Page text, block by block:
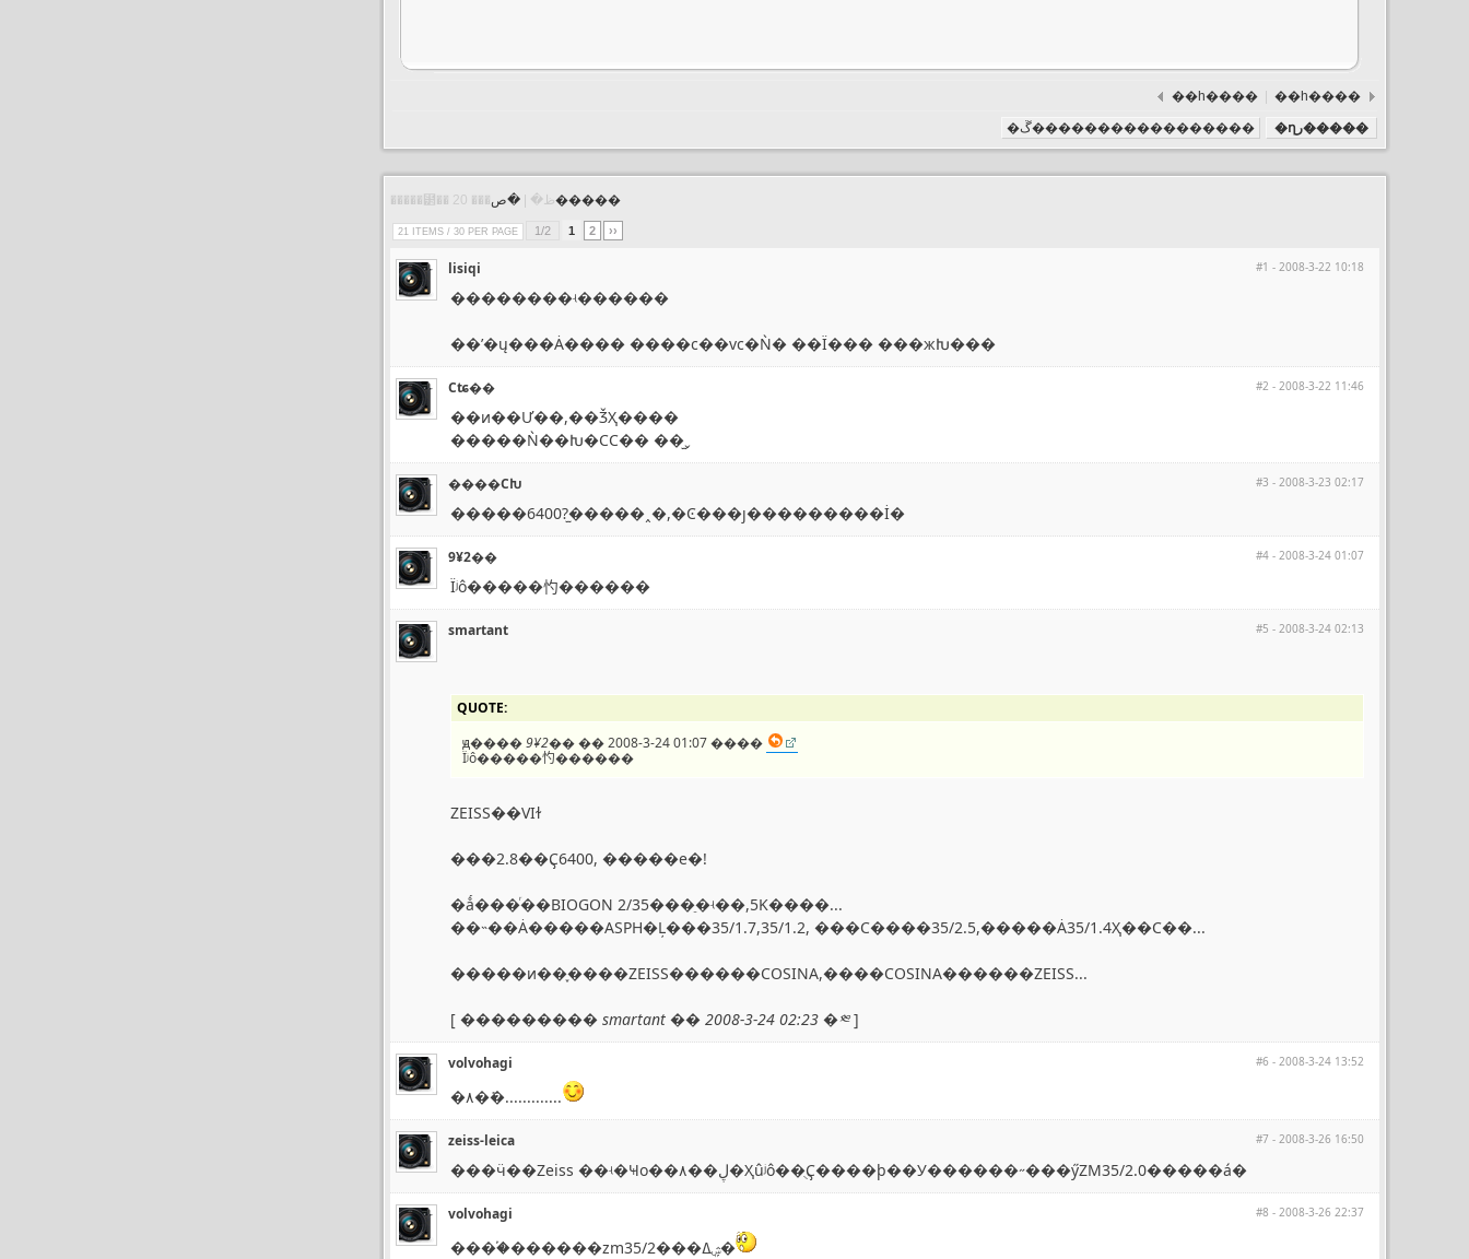
��һ���� ��һ����
�ڱ����������������� �ղر�����
�����⹲�� 20 ���ظ� |�ص�����
21 ITEMS / 30 PER PAGE 1/2 1 2 ››
#1 - 2008-3-22 10:18
lisiqi
��������ʵ������
��ʹ�ų���Ȧ���� ����ϲ��vc�Ǹ� ��Ϊ��� ���жԽ���
#2 - 2008-3-22 11:46
Сʨ��
��ͷ��Ư��,��ǮҲ����
�����Ǹ��Խ�СС�� ��̫ˬ
#3 - 2008-3-23 02:17
����СԽ
�����6400?̫�����˰�,�Ͼ���ȷ���������İ�
#4 - 2008-3-24 01:07
9¥2��
Ϊʲô�����㣿������
#5 - 2008-3-24 02:13
smartant
QUOTE:
ԭ����9¥2���� 2008-3-24 01:07 ����
Ϊʲô�����㣿������
ZEISS��VIɫ
���2.8��Ҫ6400, �����е�!
�ǻ���ͬ��BIOGON 2/35���ֵ�ʵ��,5K����...
��˵��Ȧ�����ASPH�Ļ���35/1.7,35/1.2, ���С����35/2.5,�����Ȧ35/1.4Ҳ��С��...
�����ͷ��֪����ZEISS������COSINA,����COSINA������ZEISS...
[ ��������� smartant �� 2008-3-24 02:23 �༭]
#6 - 2008-3-24 13:52
volvohagi
�۸�ܺ�.............
#7 - 2008-3-26 16:50
zeiss-leica
���ӵ��Zeiss ��ʵ�Ҹо��۸��ڸ�Ҳûʲô��ֻҪ����þ��У������˶���ӳZM35/2.0�����á�
#8 - 2008-3-26 22:37
volvohagi
����֡������zm35/2���ۺܸߡ�